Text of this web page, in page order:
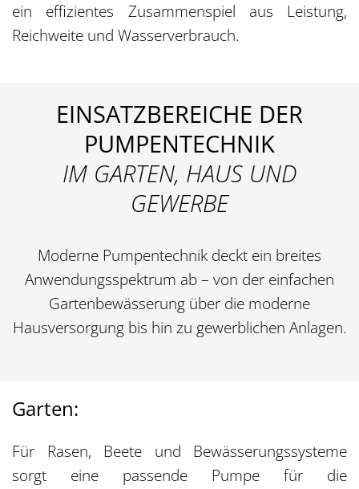
ein effizientes Zusammenspiel aus Leistung,
Reichweite und Wasserverbrauch.
EINSATZBEREICHE DER
PUMPENTECHNIK
IM GARTEN, HAUS UND
GEWERBE
Moderne Pumpentechnik deckt ein breites
Anwendungsspektrum ab – von der einfachen
Gartenbewässerung über die moderne
Hausversorgung bis hin zu gewerblichen Anlagen.
Garten:
Für Rasen, Beete und Bewässerungssysteme
sorgt eine passende Pumpe für die